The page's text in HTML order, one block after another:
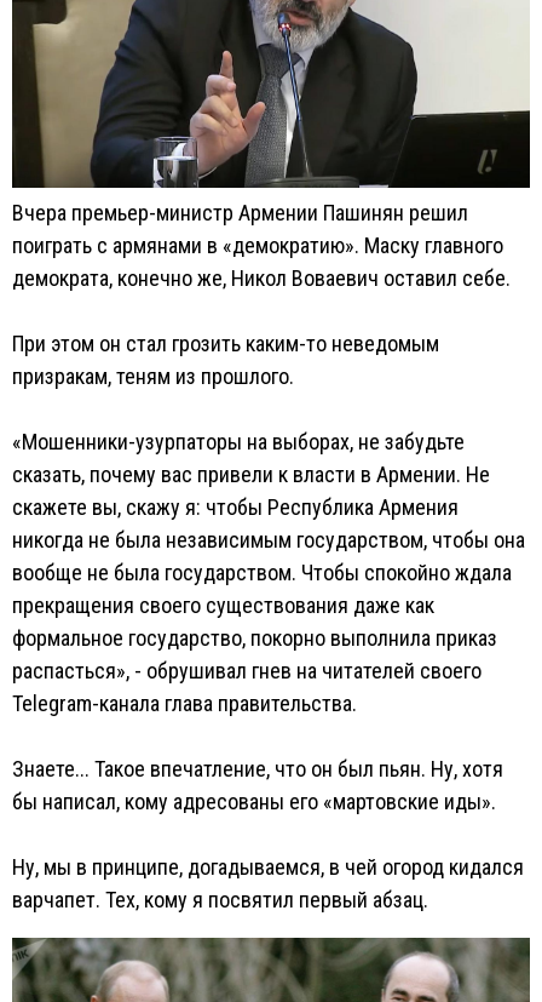
Вчера премьер-министр Армении Пашинян решил
поиграть с армянами в «демократию». Маску главного
демократа, конечно же, Никол Воваевич оставил себе.
При этом он стал грозить каким-то неведомым
призракам, теням из прошлого.
«Мошенники-узурпаторы на выборах, не забудьте
сказать, почему вас привели к власти в Армении. Не
скажете вы, скажу я: чтобы Республика Армения
никогда не была независимым государством, чтобы она
вообще не была государством. Чтобы спокойно ждала
прекращения своего существования даже как
формальное государство, покорно выполнила приказ
распасться», - обрушивал гнев на читателей своего
Telegram-канала глава правительства.
Знаете... Такое впечатление, что он был пьян. Ну, хотя
бы написал, кому адресованы его «мартовские иды».
Ну, мы в принципе, догадываемся, в чей огород кидался
варчапет. Тех, кому я посвятил первый абзац.